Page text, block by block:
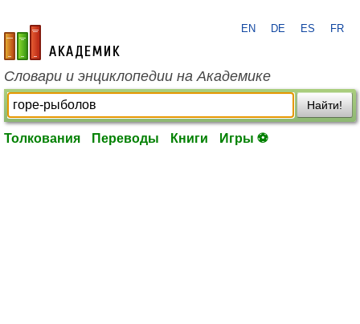
academic.ru
EN DE ES FR
Словари и энциклопедии на Академике
Найти!
Толкования Переводы Книги Игры ⚽